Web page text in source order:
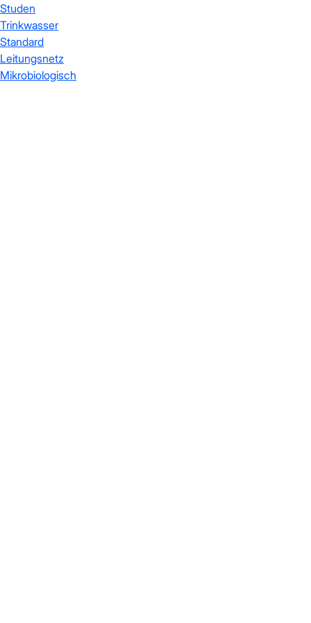
Studen
Trinkwasser
Standard
Leitungsnetz
Mikrobiologisch